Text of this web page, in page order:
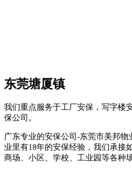
东莞塘厦镇
我们重点服务于工厂安保，写字楼
保公司。
广东专业的安保公司-东莞市美邦
业里有18年的安保经验，我们承接
商场、小区、学校、工业园等各种